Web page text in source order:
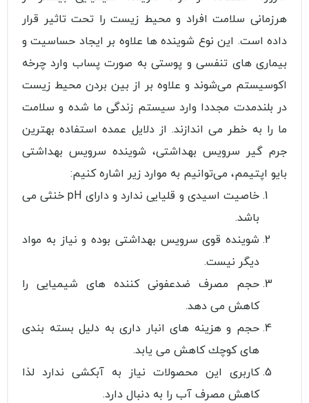
هرزمانی سلامت افراد و محیط زیست را تحت تاثیر قرار
داده است. این نوع شوینده ها علاوه بر ایجاد حساسیت و
بیماری های تنفسی و پوستی به صورت پساب وارد چرخه
اکوسیستم می‌شوند و علاوه بر از بین بردن محیط زیست
در بلندمدت مجددا وارد سیستم زندگی ما شده و سلامت
ما را به خطر می اندازند. از دلایل عمده استفاده بهترین
جرم گیر سرویس بهداشتی، شوینده سرویس بهداشتی
بایو اپتیمم، می‌توانیم به موارد زیر اشاره کنیم:
خاصیت اسیدی و قلیایی ندارد و دارای pH خنثی می
باشد.
شوینده قوی سرویس بهداشتی بوده و نیاز به مواد
دیگر نیست.
حجم مصرف ضدعفونی كننده های شیمیایی را
كاهش می دهد.
حجم و هزینه های انبار داری به دلیل بسته بندی
های كوچك كاهش می یابد.
كاربری این محصولات نیاز به آبكشی ندارد لذا
كاهش مصرف آب را به دنبال دارد.